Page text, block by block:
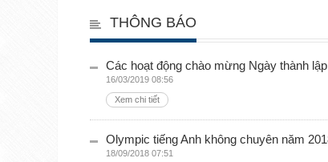
THÔNG BÁO
Các hoạt động chào mừng Ngày thành
16/03/2019 08:56
Xem chi tiết
Olympic tiếng Anh không chuyên năm
18/09/2018 07:51